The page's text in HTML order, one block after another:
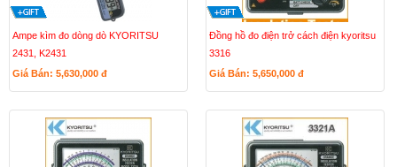
Ampe kìm đo dòng dò KYORITSU
2431, K2431
Giá Bán: 5,630,000 đ
Đồng hồ đo điện trở cách điện kyoritsu
3316
Giá Bán: 5,650,000 đ